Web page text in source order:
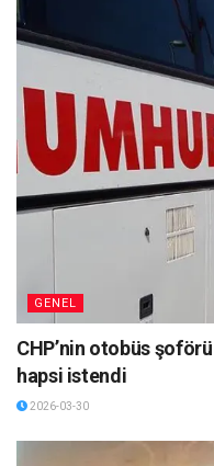
GENEL
CHP’nin otobüs
hapsi istendi
2026-03-30